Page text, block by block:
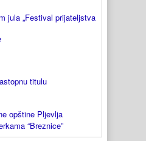
jula „Festival prijateljstva
titulu
opštine Pljevlja
“Breznice”